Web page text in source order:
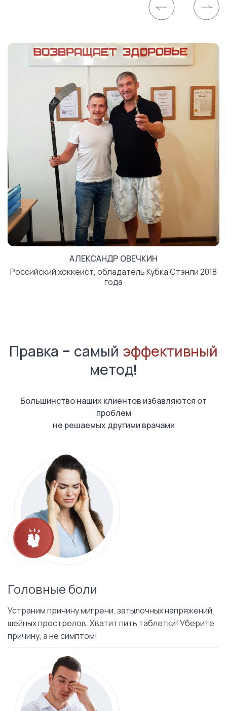
АЛЕКСАНДР ОВЕЧКИН
Российский хоккеист, обладатель Кубка Стэнли 2018
года
Правка - самый эффективный
метод!
Большинство наших клиентов избавляются от
проблем
не решаемых другими врачами
Головные боли
Устраним причину мигрени, затылочных напряжений,
шейных прострелов. Хватит пить таблетки! Уберите
причину, а не симптом!